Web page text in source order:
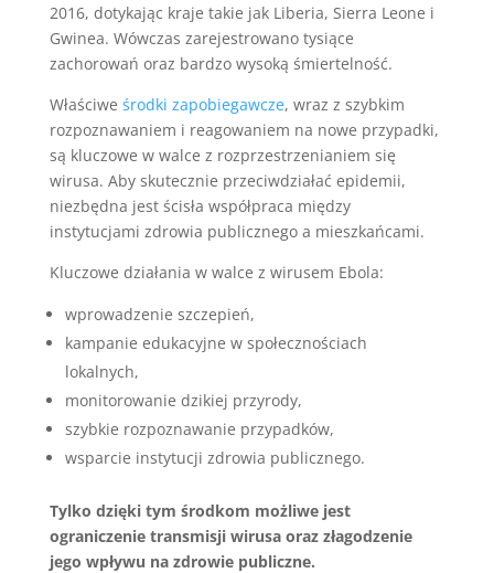
2016, dotykając kraje takie jak Liberia, Sierra Leone i
Gwinea. Wówczas zarejestrowano tysiące
zachorowań oraz bardzo wysoką śmiertelność.
Właściwe środki zapobiegawcze, wraz z szybkim
rozpoznawaniem i reagowaniem na nowe przypadki,
są kluczowe w walce z rozprzestrzenianiem się
wirusa. Aby skutecznie przeciwdziałać epidemii,
niezbędna jest ścisła współpraca między
instytucjami zdrowia publicznego a mieszkańcami.
Kluczowe działania w walce z wirusem Ebola:
wprowadzenie szczepień,
kampanie edukacyjne w społecznościach
lokalnych,
monitorowanie dzikiej przyrody,
szybkie rozpoznawanie przypadków,
wsparcie instytucji zdrowia publicznego.
Tylko dzięki tym środkom możliwe jest
ograniczenie transmisji wirusa oraz złagodzenie
jego wpływu na zdrowie publiczne.